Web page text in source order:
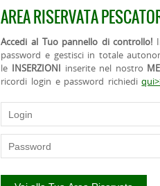
AREA RISERVATA
Accedi al Tuo pannello di controllo!
password e gestisci in totale
le INSERZIONI inserite nel nostro
ricordi login e password richiedi